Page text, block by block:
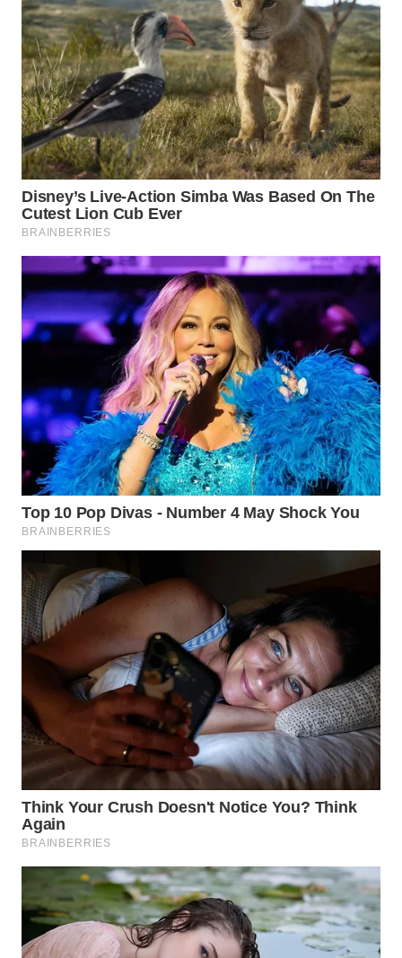
WN DELI
SERDANG
WN
TEBING
TINGGI
WN
PAKPAK
WN
WN
BEKASI
WN
DEPOK
WN
TAPANULI
UTARA
WN
SAMOSIR
PADANG
LAWAS
SUMEDANG
CIANJUR
WN
KEPULAUAN
SERIBU
WN